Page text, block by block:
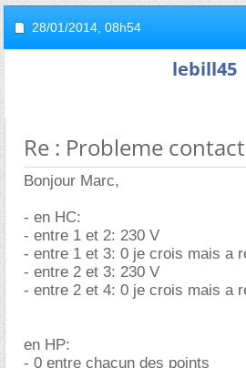
28/01/2014, 08h54
lebill45
Re : Probleme
Bonjour Marc,
- en HC:
- entre 1 et 2: 230 V
- entre 1 et 3: 0 je crois mais a
- entre 2 et 3: 230 V
- entre 2 et 4: 0 je crois mais a
en HP:
- 0 entre chacun des points